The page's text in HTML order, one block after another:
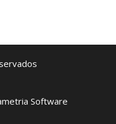
Software